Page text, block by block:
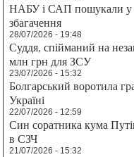
НАБУ і САП пошукали у
збагачення
28/07/2026 - 19:48
Суддя, спійманий на
млн грн для ЗСУ
23/07/2026 - 15:32
Болгарський воротила
Україні
22/07/2026 - 12:59
Син соратника кума
в СЗЧ
21/07/2026 - 15:32